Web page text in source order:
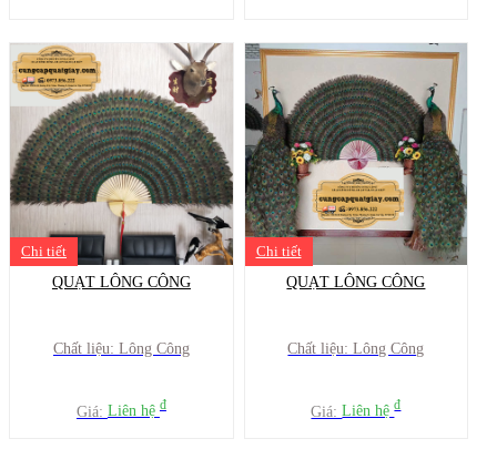
Chi tiết
QUẠT LÔNG CÔNG
Chất liệu: Lông Công
Giá: Liên hệ đ
Chi tiết
QUẠT LÔNG CÔNG
Chất liệu: Lông Công
Giá:Liên hệđ